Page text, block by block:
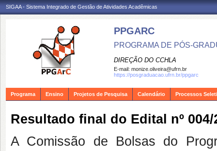
SIGAA - Sistema Integrado de Gestão de Atividades Acadêmicas
PPGARC
PROGRAMA DE PÓS-
DIREÇÃO DO CCHLA
E-mail: monize.oliveira@ufrn.br
https://posgraduacao.ufrn.br/ppgarc
Programa Ensino Projetos de Pesquisa Calendário Processos
Resultado final do Edital nº 004/
A Comissão de Bolsas do